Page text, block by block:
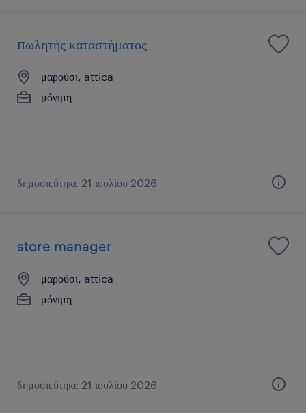
πωλητής καταστήματος
μαρούσι, attica
μόνιμη
δημοσιεύτηκε 21 ιουλίου 2026
store manager
μαρούσι, attica
μόνιμη
δημοσιεύτηκε 21 ιουλίου 2026